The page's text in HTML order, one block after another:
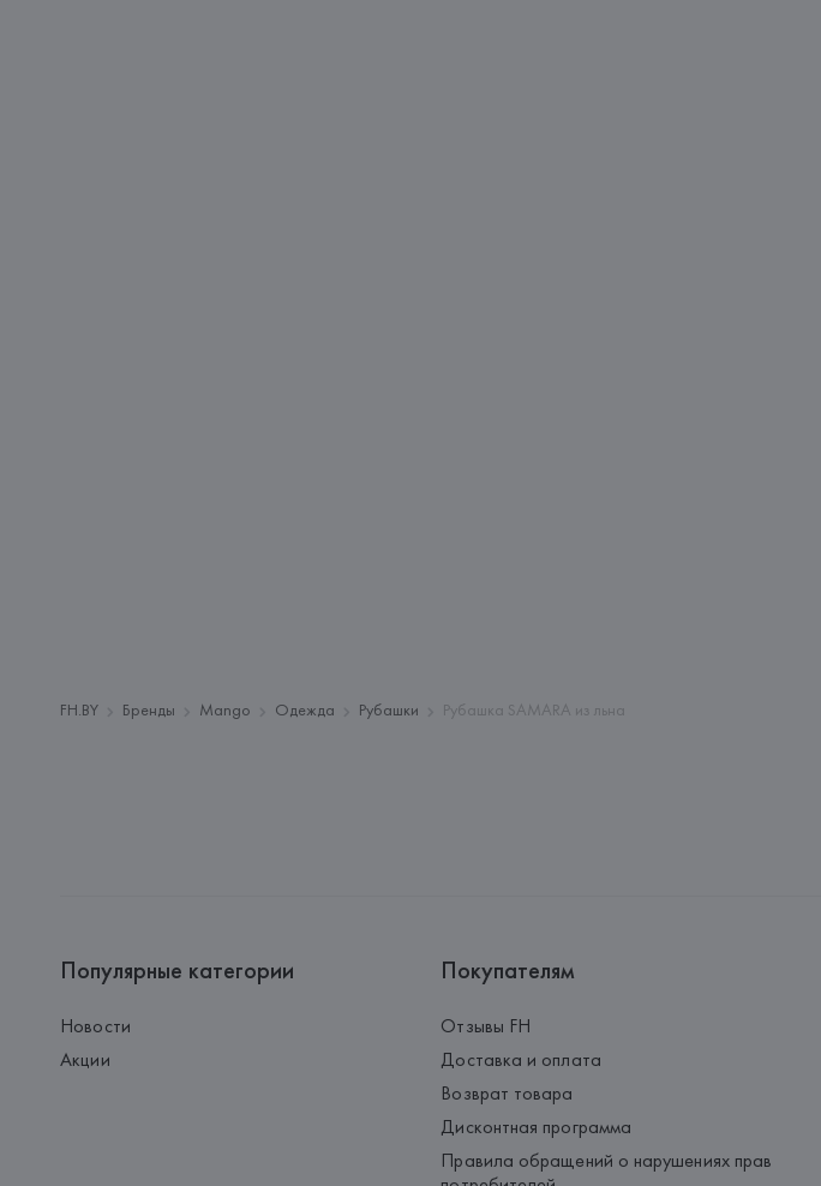
FH.BY Бренды Mango Одежда Рубашки Рубашка SAMARA из льна
Популярные категории
Новости
Акции
Покупателям
Отзывы FH
Доставка и оплата
Возврат товара
Дисконтная программа
Правила обращений о нарушениях прав